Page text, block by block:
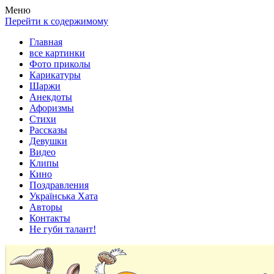
Весела хата — прикольные картинки, смешные истории, клипы!
Покажем всем ваши фото приколы, карикатуры, шаржи, стихи,
Меню
Перейти к содержимому
Главная
все картинки
Фото приколы
Карикатуры
Шаржи
Анекдоты
Афоризмы
Стихи
Рассказы
Девушки
Видео
Клипы
Кино
Поздравления
Українська Хата
Авторы
Контакты
Не губи талант!